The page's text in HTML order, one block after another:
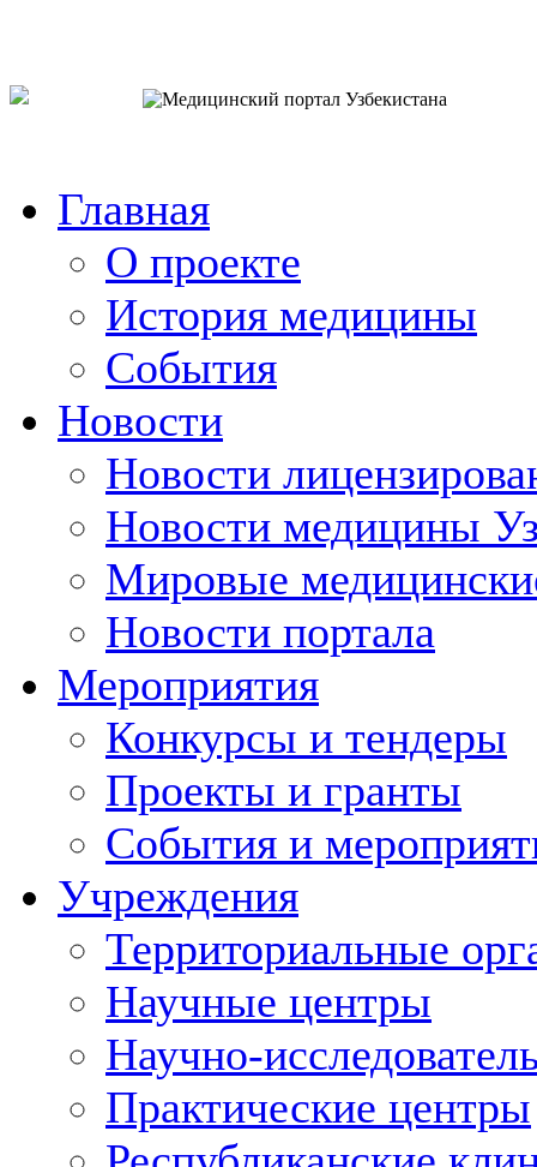
Главная
О проекте
История медицины
События
Новости
Новости
Новости медицины
Мировые
Новости портала
Мероприятия
Конкурсы и тендеры
Проекты и гранты
События и
Учреждения
Территориальные
Научные центры
Научно-
Практические центры